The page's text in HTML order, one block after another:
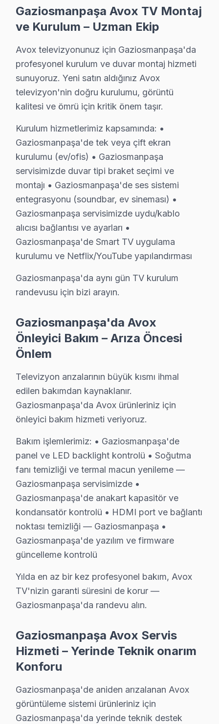
Avox televizyon paneli Bakım Tavsiyeleri
Avox televizyon'ler için en yaygın kullanıcı hatası;
Avox televizyon ünitesi'niz arızalandığında verileri
söz konusu model güvenilirliği standartlarında Avox
Avox TV Teknik Rehberi: Panel, Teşhis ve
Avox televizyonlarınızın tamir ve bakımında
Neden Gaziosmanpaşa'de Avox teknik
Gaziosmanpaşa Avox TV Ekran Anakart Profesyonel Servis
Gaziosmanpaşa'da Avox LED TV'niz bozulduğunda
• Gaziosmanpaşa'de 25+ sertifikalı teknisyen Avox
• Gaziosmanpaşa'de sadece orijinal parça
• Termal kamera ve osiloskop kullanarak arızalı
Kısaca özetlersek,, GOP Meydanı, Bağlarbaşı,
Gaziosmanpaşa Avox TV Montaj ve Kurulum
Avox televizyonunuz için Gaziosmanpaşa'da
Kurulum hizmetlerimiz kapsamında:
• Gaziosmanpaşa servisimizde duvar tipi braket seçimi
• Gaziosmanpaşa'de ses sistemi entegrasyonu
• Gaziosmanpaşa servisimizde uydu/kablo alıcısı
Gaziosmanpaşa'da aynı gün TV kurulum randevusu
Gaziosmanpaşa'da Avox Önleyici Bakım –
Televizyon arızalarının büyük kısmı ihmal edilen
Bakım işlemlerimiz:
• Gaziosmanpaşa'de panel ve LED backlight kontrolü
• Soğutma fanı temizliği ve termal macun yenileme
• Gaziosmanpaşa'de anakart kapasitör ve
• HDMI port ve bağlantı noktası temizliği —
• Gaziosmanpaşa'de yazılım ve firmware
Yılda en az bir kez profesyonel bakım, Avox
Gaziosmanpaşa Avox Servis Hizmeti –
Gaziosmanpaşa'de aniden arızalanan Avox
Gaziosmanpaşa'de yerinde servis avantajları:
• Gaziosmanpaşa'de yerinde teşhis ve anlık fiyat teklifi
• Gaziosmanpaşa'de sertifikalı teknisyen ile güvenli
• Gaziosmanpaşa servisimizde servis belgesi ve
• Gaziosmanpaşa'de ek arıza çıkması halinde
Gaziosmanpaşa'da Avox yetkili servis kalitesinde
Avox Parça Kalitesi – Gaziosmanpaşa
Gaziosmanpaşa Avox TV Montaj
ve Kurulum – Uzman Ekip
Avox televizyonunuz için Gaziosmanpaşa'da
profesyonel kurulum ve duvar montaj hizmeti
sunuyoruz. Yeni satın aldığınız Avox
televizyon'nin doğru kurulumu, görüntü
kalitesi ve ömrü için kritik önem taşır.
Kurulum hizmetlerimiz kapsamında: •
Gaziosmanpaşa'de tek veya çift ekran
kurulumu (ev/ofis) • Gaziosmanpaşa
servisimizde duvar tipi braket seçimi ve
montajı • Gaziosmanpaşa'de ses sistemi
entegrasyonu (soundbar, ev sineması) •
Gaziosmanpaşa servisimizde uydu/kablo
alıcısı bağlantısı ve ayarları •
Gaziosmanpaşa'de Smart TV uygulama
kurulumu ve Netflix/YouTube yapılandırması
Gaziosmanpaşa'da aynı gün TV kurulum
randevusu için bizi arayın.
Gaziosmanpaşa'da Avox
Önleyici Bakım – Arıza Öncesi
Önlem
Televizyon arızalarının büyük kısmı ihmal
edilen bakımdan kaynaklanır.
Gaziosmanpaşa'da Avox ürünleriniz için
önleyici bakım hizmeti veriyoruz.
Bakım işlemlerimiz: • Gaziosmanpaşa'de
panel ve LED backlight kontrolü • Soğutma
fanı temizliği ve termal macun yenileme —
Gaziosmanpaşa servisimizde •
Gaziosmanpaşa'de anakart kapasitör ve
kondansatör kontrolü • HDMI port ve bağlantı
noktası temizliği — Gaziosmanpaşa •
Gaziosmanpaşa'de yazılım ve firmware
güncelleme kontrolü
Yılda en az bir kez profesyonel bakım, Avox
TV'nizin garanti süresini de korur —
Gaziosmanpaşa'da randevu alın.
Gaziosmanpaşa Avox Servis
Hizmeti – Yerinde Teknik onarım
Konforu
Gaziosmanpaşa'de aniden arızalanan Avox
görüntüleme sistemi ürünleriniz için
Gaziosmanpaşa'da yerinde teknik destek